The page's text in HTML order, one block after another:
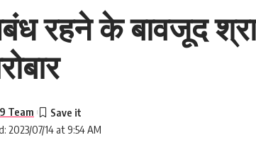
रहने के बावजूद
2023/07/14 at 9:54 AM
Team